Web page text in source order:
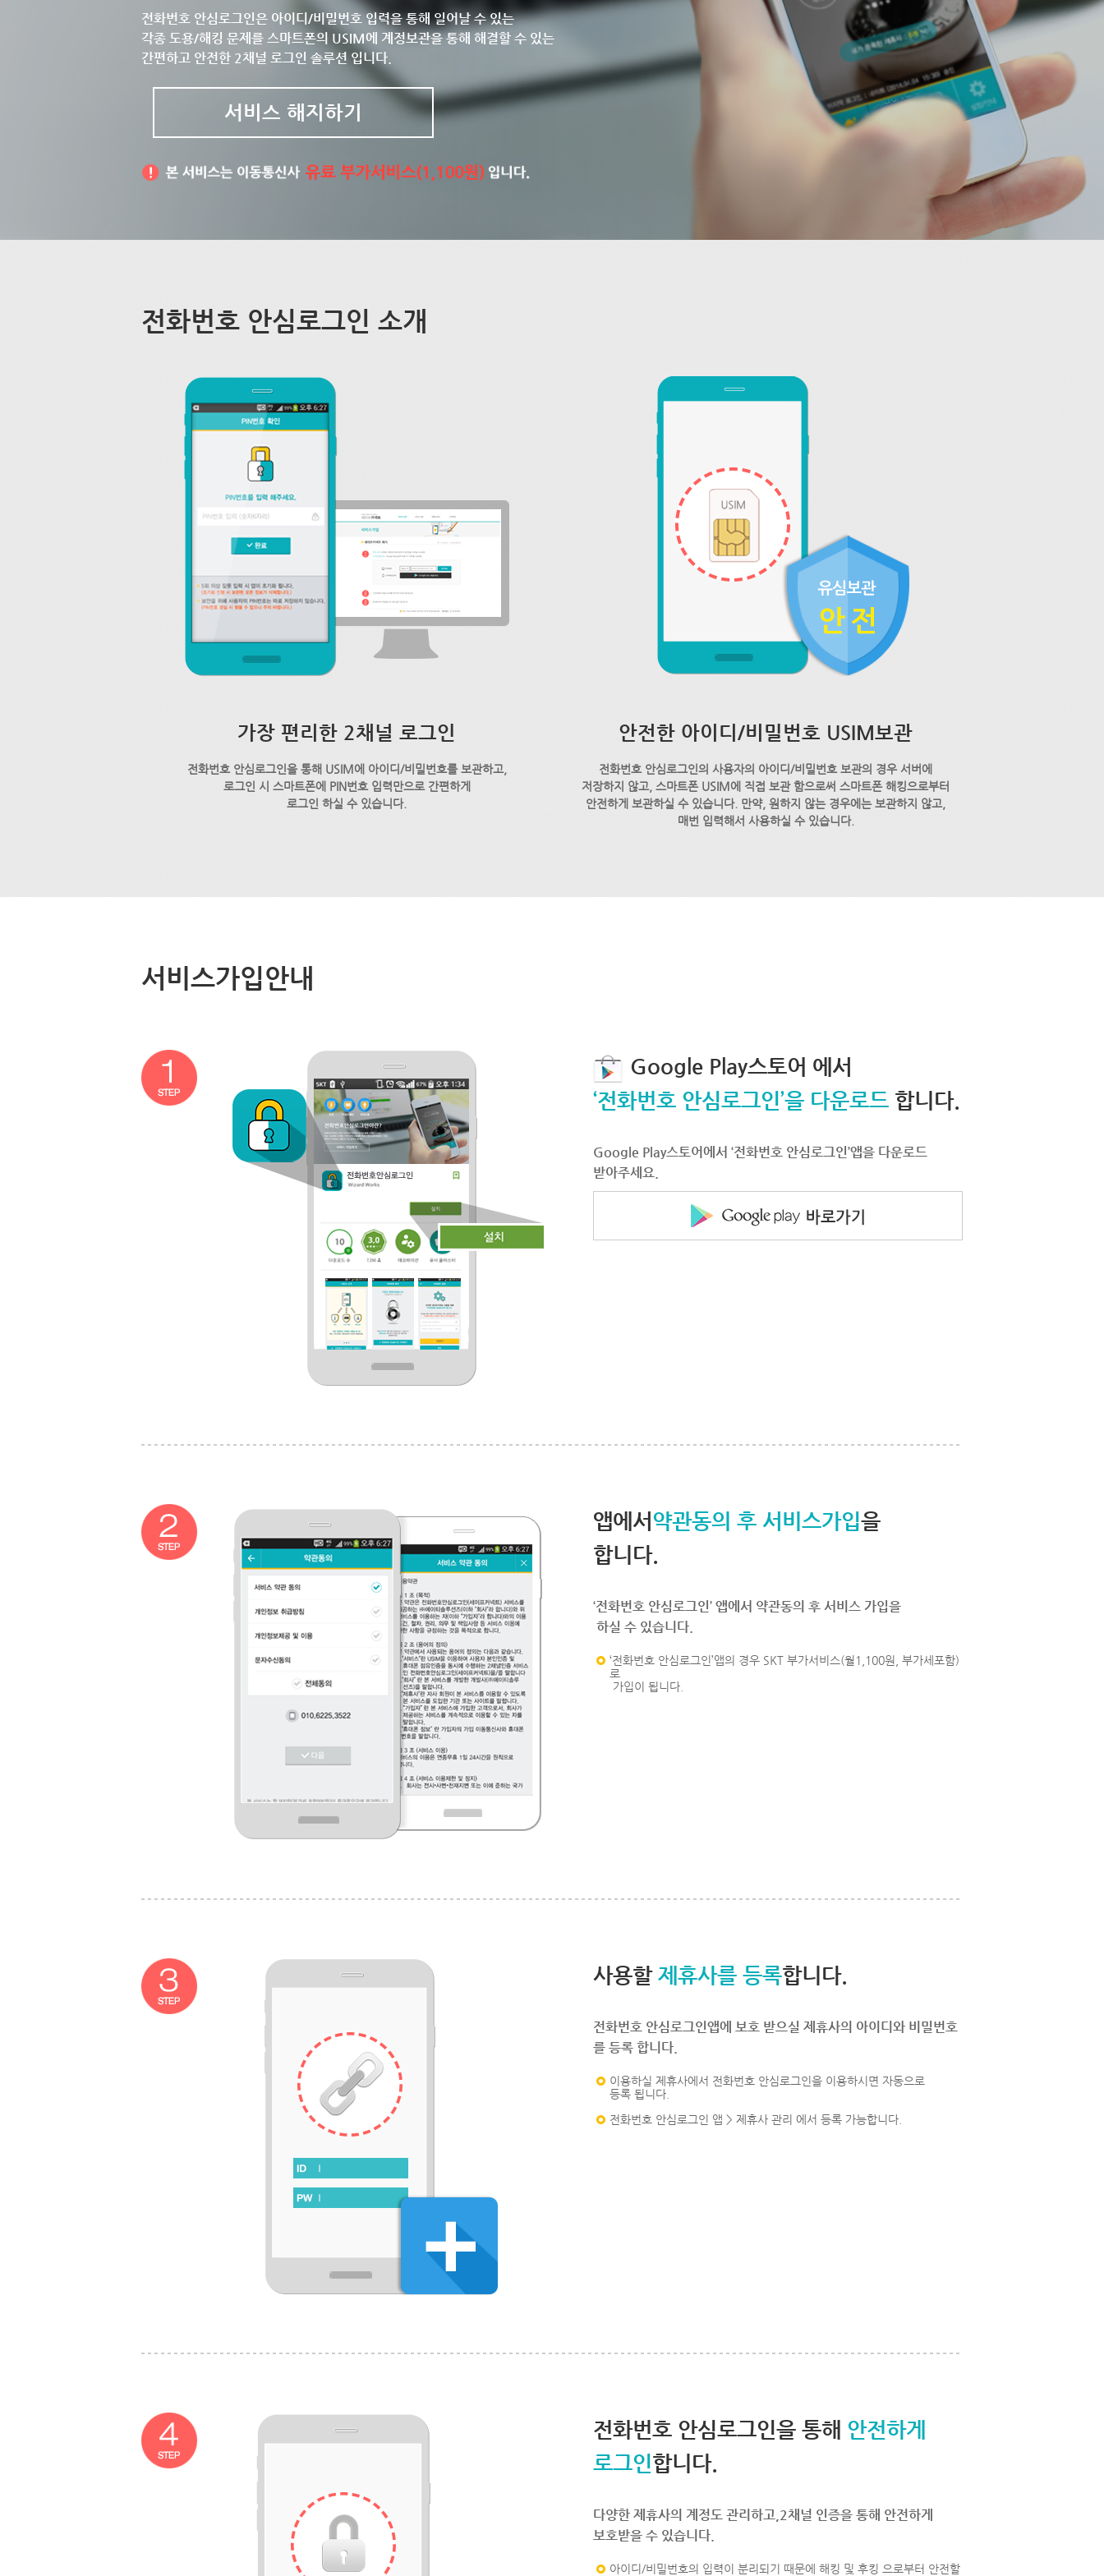
전화번호 안심로그인은 아이디/비밀번호 입력을 통해 일어날 수 있는
각종 도용/해킹 문제를 스마트폰의 USIM에 계정보관을 통해 해결할 수 있는
간편하고 안전한 2채널 로그인 솔루션 입니다.
서비스 해지하기
전화번호 안심로그인 소개
가장 편리한 2채널 로그인
전화번호 안심로그인을 통해 USIM에 아이디/비밀번호를 보관하고,
로그인 시 스마트폰에 PIN번호 입력만으로 간편하게
로그인 하실 수 있습니다.
안전한 아이디/비밀번호 USIM보관
전화번호 안심로그인의 사용자의 아이디/비밀번호 보관의 경우 서버에
저장하지 않고, 스마트폰 USIM에 직접 보관 함으로써 스마트폰 해킹으로부터
안전하게 보관하실 수 있습니다. 만약, 원하지 않는 경우에는 보관하지 않고,
매번 입력해서 사용하실 수 있습니다.
서비스가입안내
Google Play스토어 에서
‘전화번호 안심로그인’을 다운로드 합니다.
Google Play스토어에서 ‘전화번호 안심로그인’앱을 다운로드
받아주세요.
앱에서 약관동의 후 서비스가입을
합니다.
‘전화번호 안심로그인’ 앱에서 약관동의 후 서비스 가입을
하실 수 있습니다.
‘전화번호 안심로그인’앱의 경우 SKT 부가서비스(월1,100원, 부가세포함)
로
가입이 됩니다.
사용할 제휴사를 등록합니다.
전화번호 안심로그인앱에 보호 받으실 제휴사의 아이디와 비밀번호
를 등록 합니다.
이용하실 제휴사에서 전화번호 안심로그인을 이용하시면 자동으로
등록 됩니다.
전화번호 안심로그인 앱 > 제휴사 관리 에서 등록 가능합니다.
전화번호 안심로그인을 통해 안전하게
로그인합니다.
다양한 제휴사의 계정도 관리하고,2채널 인증을 통해 안전하게
보호받을 수 있습니다.
아이디/비밀번호의 입력이 분리되기 때문에 해킹 및 후킹 으로부터 안전할